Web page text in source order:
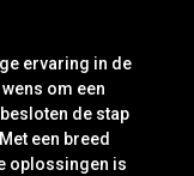
ervaring in de
om een
de stap
een breed
oplossingen is